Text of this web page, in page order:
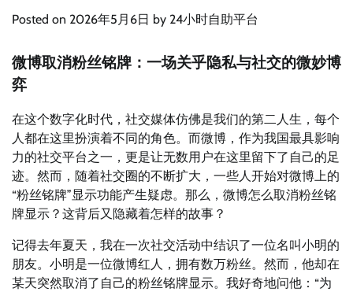
Posted on 2026年5月6日 by 24小时自助平台
微博取消粉丝铭牌：一场关乎隐私与社交的微妙博
弈
在这个数字化时代，社交媒体仿佛是我们的第二人生，每个
人都在这里扮演着不同的角色。而微博，作为我国最具影响
力的社交平台之一，更是让无数用户在这里留下了自己的足
迹。然而，随着社交圈的不断扩大，一些人开始对微博上的
“粉丝铭牌”显示功能产生疑虑。那么，微博怎么取消粉丝铭
牌显示？这背后又隐藏着怎样的故事？
记得去年夏天，我在一次社交活动中结识了一位名叫小明的
朋友。小明是一位微博红人，拥有数万粉丝。然而，他却在
某天突然取消了自己的粉丝铭牌显示。我好奇地问他：“为